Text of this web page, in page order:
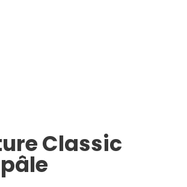
Classic